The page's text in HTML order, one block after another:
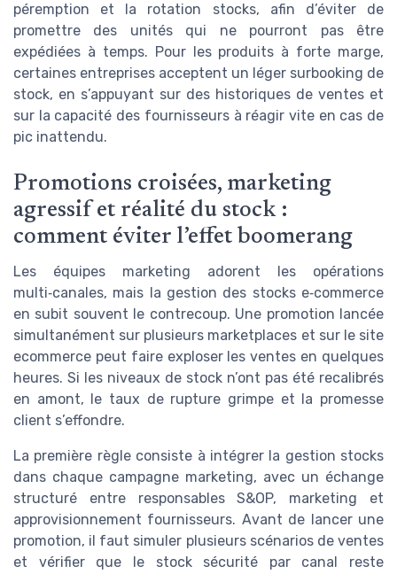
péremption et la rotation stocks, afin d’éviter de
promettre des unités qui ne pourront pas être
expédiées à temps. Pour les produits à forte marge,
certaines entreprises acceptent un léger surbooking de
stock, en s’appuyant sur des historiques de ventes et
sur la capacité des fournisseurs à réagir vite en cas de
pic inattendu.
Promotions croisées, marketing
agressif et réalité du stock :
comment éviter l’effet boomerang
Les équipes marketing adorent les opérations
multi‑canales, mais la gestion des stocks e‑commerce
en subit souvent le contrecoup. Une promotion lancée
simultanément sur plusieurs marketplaces et sur le site
ecommerce peut faire exploser les ventes en quelques
heures. Si les niveaux de stock n’ont pas été recalibrés
en amont, le taux de rupture grimpe et la promesse
client s’effondre.
La première règle consiste à intégrer la gestion stocks
dans chaque campagne marketing, avec un échange
structuré entre responsables S&OP, marketing et
approvisionnement fournisseurs. Avant de lancer une
promotion, il faut simuler plusieurs scénarios de ventes
et vérifier que le stock sécurité par canal reste